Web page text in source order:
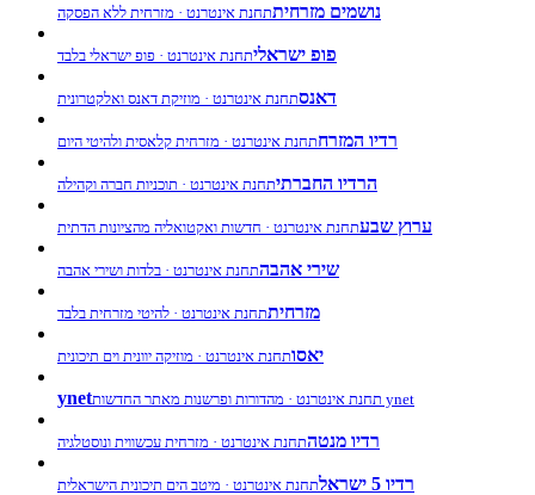
נושמים מזרחיתתחנת אינטרנט · מזרחית ללא הפסקה
פופ ישראליתחנת אינטרנט · פופ ישראלי בלבד
דאנסתחנת אינטרנט · מוזיקת דאנס ואלקטרונית
רדיו המזרחתחנת אינטרנט · מזרחית קלאסית ולהיטי היום
הרדיו החברתיתחנת אינטרנט · תוכניות חברה וקהילה
ערוץ שבעתחנת אינטרנט · חדשות ואקטואליה מהציונות הדתית
שירי אהבהתחנת אינטרנט · בלדות ושירי אהבה
מזרחיתתחנת אינטרנט · להיטי מזרחית בלבד
יאסותחנת אינטרנט · מוזיקה יוונית וים תיכונית
ynet תחנת אינטרנט · מהדורות ופרשנות מאתר החדשות ynet
רדיו מנטהתחנת אינטרנט · מזרחית עכשווית ונוסטלגיה
רדיו 5 ישראל תחנת אינטרנט · מיטב הים תיכונית הישראלית